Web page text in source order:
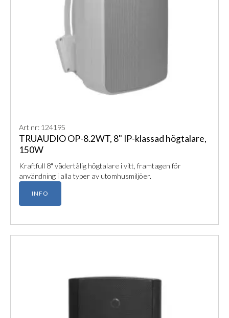
Art nr: 124195
TRUAUDIO OP-8.2WT, 8" IP-klassad högtalare,
150W
Kraftfull 8" vädertålig högtalare i vitt, framtagen för
användning i alla typer av utomhusmiljöer.
INFO